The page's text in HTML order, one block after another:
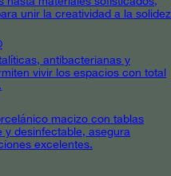
unir la creatividad a la solidez
antibacterianas y
vivir los espacios con total
macizo con tablas
y desinfectable, asegura
excelentes.